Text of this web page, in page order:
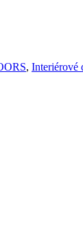
, Interiérové